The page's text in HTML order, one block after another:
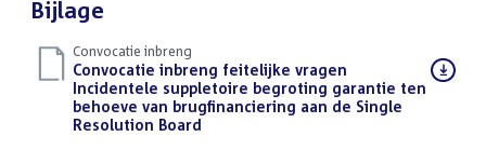
Bijlage
Convocatie inbreng
Download
bestand:
Convocatie inbreng feitelijke vragen
Incidentele suppletoire begroting garantie ten
behoeve van brugfinanciering aan de Single
Resolution Board